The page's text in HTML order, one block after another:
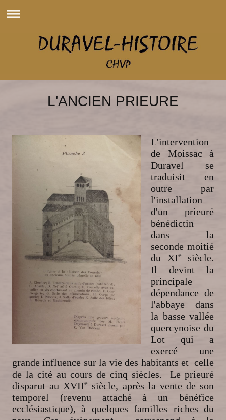
L'ANCIEN PRIEURE
L'intervention
de Moissac à
Duravel se
traduisit en
outre par
l'installation
d'un prieuré
bénédictin
dans la
seconde moitié
du XIe
siècle.
Il devint la
principale
dépendance de
l'abbaye dans
la basse vallée
quercynoise du
Lot qui a
exercé une
grande influence sur la vie des habitants et celle
de la cité au cours de cinq siècles. Le prieuré
disparut au XVIIe siècle, après la vente de son
temporel (revenu attaché à un bénéfice
ecclésiastique), à quelques familles riches du